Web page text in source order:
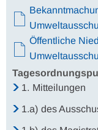
Öffentliche
1. Mitteilungen
1.a) des